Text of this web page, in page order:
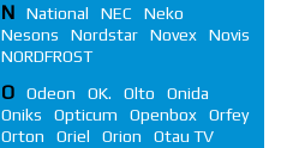
N National NEC
Neko
Nesons
Nordstar Novex
Novis
NORDFROST
O Odeon OK. Olto
Onida
Oniks
Opticum Openbox
Orfey
Orton
Oriel Orion Otau TV